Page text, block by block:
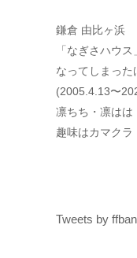
鎌倉 由比ヶ浜
「なぎさハウ
なってしまっ
(2005.4.13〜
凛ちち・凛はは
趣味はカマクラ
Tweets by